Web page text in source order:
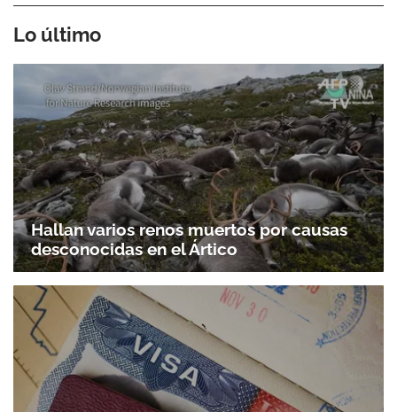
Lo último
Hallan varios renos muertos por causas
desconocidas en el Ártico